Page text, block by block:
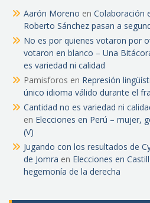
Aarón Moreno en Colaboración
Roberto Sánchez pasan a
No es por quienes votaron por
votaron en blanco – Una
es variedad ni calidad
Pamisforos en Represión
único idioma válido durante el
Cantidad no es variedad ni
en Elecciones en Perú – mujer,
(V)
Jugando con los resultados de
de Jomra en Elecciones en
hegemonía de la derecha